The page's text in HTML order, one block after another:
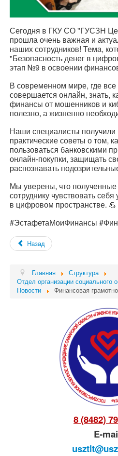
Сегодня в ГКУ СО "ГУСЗН
прошла очень важная и
наших сотрудников! Тема,
"Безопасность денег в
этап №9 в освоении
В современном мире, где
совершается онлайн, знать,
финансы от мошенников и
полезно, а жизненно
Наши специалисты
практические советы о том,
пользоваться банковскими
онлайн-покупки, защищать
распознавать
Мы уверены, что
сотруднику чувствовать
в цифровом пространстве. 💪
#ЭстафетаМоиФинансы
Назад
Главная
Структура
Отдел организации социального
Новости
Финансовая
8 (8482)
E-